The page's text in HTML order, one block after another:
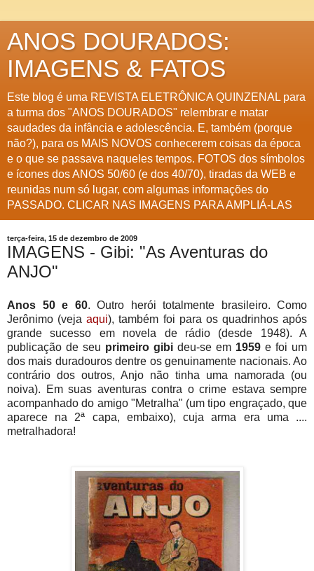
ANOS DOURADOS:
IMAGENS & FATOS
Este blog é uma REVISTA ELETRÔNICA QUINZENAL para
a turma dos "ANOS DOURADOS" relembrar e matar
saudades da infância e adolescência. E, também (porque
não?), para os MAIS NOVOS conhecerem coisas da época
e o que se passava naqueles tempos. FOTOS dos símbolos
e ícones dos ANOS 50/60 (e dos 40/70), tiradas da WEB e
reunidas num só lugar, com algumas informações do
PASSADO. CLICAR NAS IMAGENS PARA AMPLIÁ-LAS
terça-feira, 15 de dezembro de 2009
IMAGENS - Gibi: "As Aventuras do
ANJO"
Anos 50 e 60. Outro herói totalmente brasileiro. Como
Jerônimo (vejaaqui), também foi para os quadrinhos após
grande sucesso em novela de rádio (desde 1948). A
publicação de seu primeiro gibi deu-se em 1959 e foi um
dos mais duradouros dentre os genuinamente nacionais. Ao
contrário dos outros, Anjo não tinha uma namorada (ou
noiva). Em suas aventuras contra o crime estava sempre
acompanhado do amigo "Metralha" (um tipo engraçado, que
aparece na 2ª capa, embaixo), cuja arma era uma ....
metralhadora!